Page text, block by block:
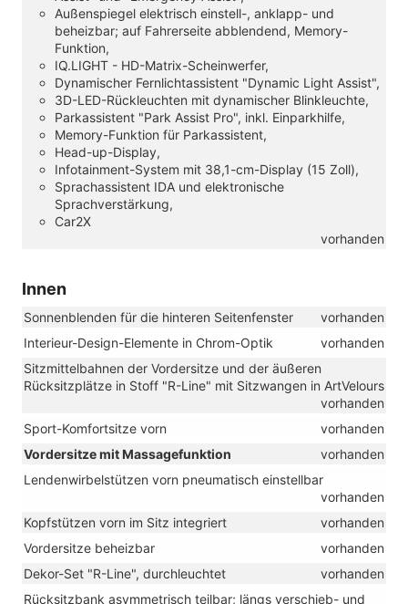
Außenspiegel elektrisch einstell-, anklapp- und
beheizbar; auf Fahrerseite abblendend, Memory-
Funktion,
IQ.LIGHT - HD-Matrix-Scheinwerfer,
Dynamischer Fernlichtassistent "Dynamic Light Assist",
3D-LED-Rückleuchten mit dynamischer Blinkleuchte,
Parkassistent "Park Assist Pro", inkl. Einparkhilfe,
Memory-Funktion für Parkassistent,
Head-up-Display,
Infotainment-System mit 38,1-cm-Display (15 Zoll),
Sprachassistent IDA und elektronische
Sprachverstärkung,
Car2X
vorhanden
Innen
Sonnenblenden für die hinteren Seitenfenster
vorhanden
Interieur-Design-Elemente in Chrom-Optik
vorhanden
Sitzmittelbahnen der Vordersitze und der äußeren
Rücksitzplätze in Stoff "R-Line" mit Sitzwangen in ArtVelours
vorhanden
Sport-Komfortsitze vorn
vorhanden
Vordersitze mit Massagefunktion
vorhanden
Lendenwirbelstützen vorn pneumatisch einstellbar
vorhanden
Kopfstützen vorn im Sitz integriert
vorhanden
Vordersitze beheizbar
vorhanden
Dekor-Set "R-Line", durchleuchtet
vorhanden
Rücksitzbank asymmetrisch teilbar; längs verschieb- und